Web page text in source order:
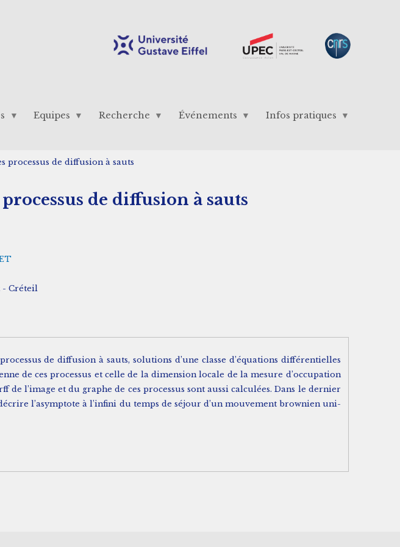
Equipes Recherche Événements Infos pratiques
processus de diffusion à sauts
de diffusion à sauts
- Créteil
de diffusion à sauts, solutions d’une classe d’équations différentielles
de ces processus et celle de la dimension locale de la mesure d’occupation
l’image et du graphe de ces processus sont aussi calculées. Dans le dernier
l’asymptote à l’infini du temps de séjour d’un mouvement brownien uni-